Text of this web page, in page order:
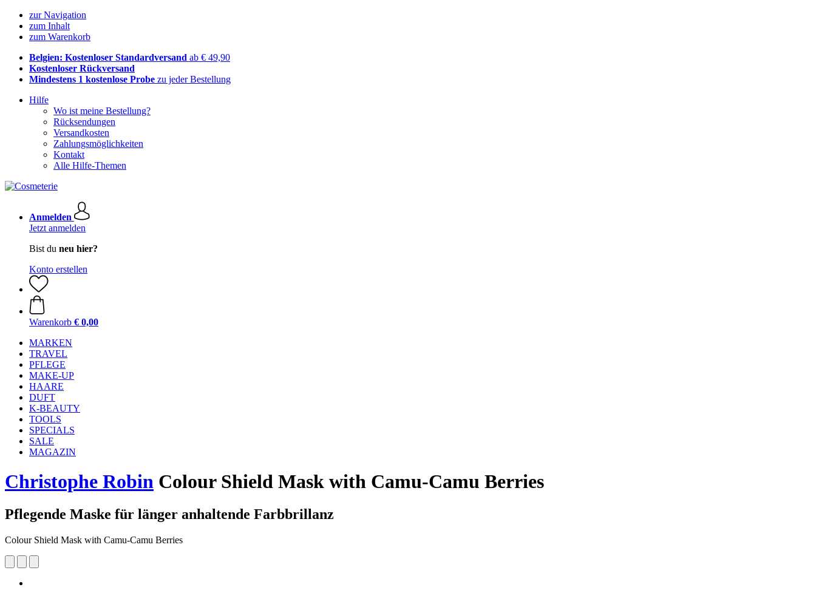
zur Navigation
zum Inhalt
zum Warenkorb
Belgien: Kostenloser Standardversand ab € 49,90
Kostenloser Rückversand
Mindestens 1 kostenlose Probe zu jeder Bestellung
Hilfe
Wo ist meine Bestellung?
Rücksendungen
Versandkosten
Zahlungsmöglichkeiten
Kontakt
Alle Hilfe-Themen
Anmelden
Jetzt anmelden
Bist du neu hier?
Konto erstellen
Warenkorb € 0,00
MARKEN
TRAVEL
PFLEGE
MAKE-UP
HAARE
DUFT
K-BEAUTY
TOOLS
SPECIALS
SALE
MAGAZIN
Christophe Robin Colour Shield Mask with Camu-Camu Berries
Pflegende Maske für länger anhaltende Farbbrillanz
Colour Shield Mask with Camu-Camu Berries